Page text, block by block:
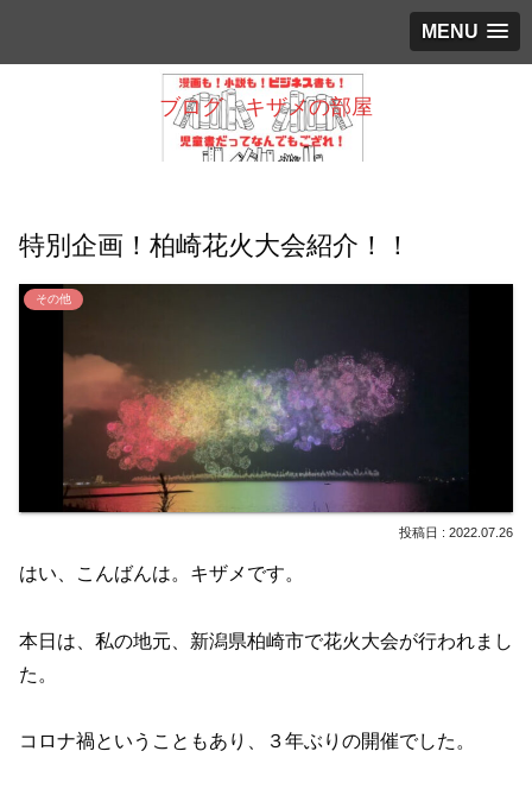
MENU
ブログ キザメの部屋
特別企画！柏崎花火大会紹介！！
その他
2022.07.26
はい、こんばんは。キザメです。
本日は、私の地元、新潟県柏崎市で花火大会が行われまし
た。
コロナ禍ということもあり、３年ぶりの開催でした。